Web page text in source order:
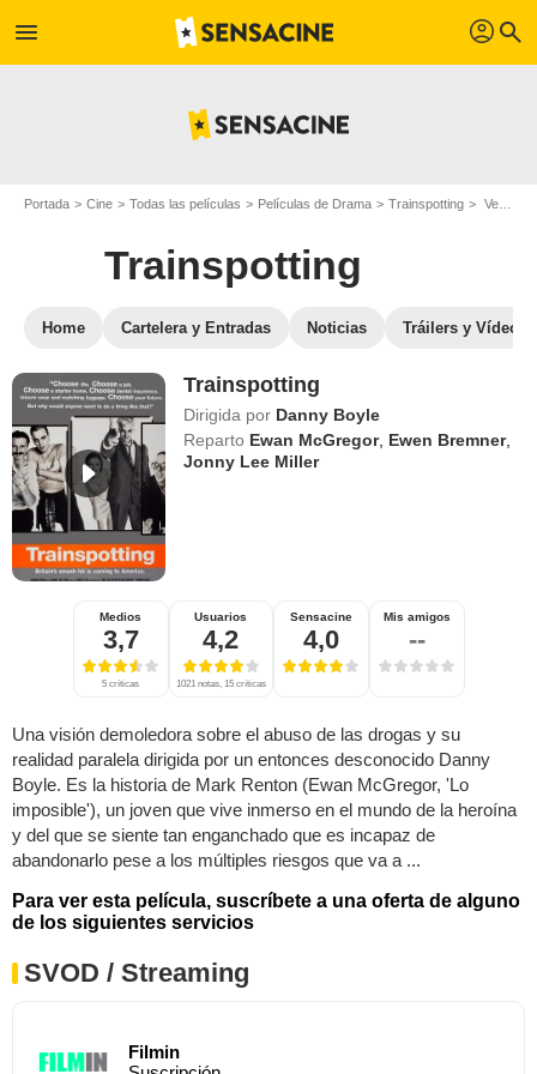
menu profil search
Portada Cine Todas las películas Películas de Drama Trainspotting Ver Trainspotting en streaming
Trainspotting
Home Cartelera y Entradas Noticias Tráilers y Vídeos
Trainspotting
Dirigida por Danny Boyle
Reparto Ewan McGregor, Ewen Bremner,
Jonny Lee Miller
Medios
3,7
5 críticas
Usuarios
4,2
1021 notas, 15 críticas
Sensacine
4,0
Mis amigos
--
Una visión demoledora sobre el abuso de las drogas y su
realidad paralela dirigida por un entonces desconocido Danny
Boyle. Es la historia de Mark Renton (Ewan McGregor, 'Lo
imposible'), un joven que vive inmerso en el mundo de la heroína
y del que se siente tan enganchado que es incapaz de
abandonarlo pese a los múltiples riesgos que va a ...
Para ver esta película, suscríbete a una oferta de alguno
de los siguientes servicios
SVOD / Streaming
Filmin